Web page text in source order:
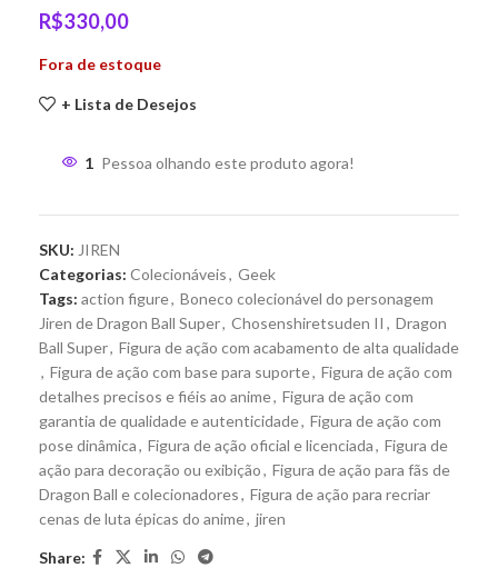
R$330,00
Fora de estoque
+ Lista de Desejos
1 Pessoa olhando este produto agora!
SKU: JIREN
Categorias: Colecionáveis, Geek
Tags: action figure, Boneco colecionável do personagem
Jiren de Dragon Ball Super, Chosenshiretsuden II , Dragon
Ball Super, Figura de ação com acabamento de alta qualidade
, Figura de ação com base para suporte, Figura de ação com
detalhes precisos e fiéis ao anime, Figura de ação com
garantia de qualidade e autenticidade, Figura de ação com
pose dinâmica, Figura de ação oficial e licenciada, Figura de
ação para decoração ou exibição, Figura de ação para fãs de
Dragon Ball e colecionadores, Figura de ação para recriar
cenas de luta épicas do anime, jiren
Share: